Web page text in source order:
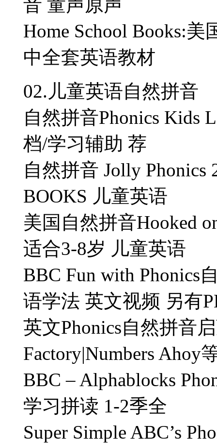
音 童声原声
Home School Books:
中全套英语教材
02.儿童英语自然拼音
自然拼音Phonics Kids
档/学习辅助 荐
自然拼音 Jolly
BOOKS 儿童英语
美国自然拼音Hooked
适合3-8岁 儿童英语
BBC Fun with Phonics
语学法 英文视频 另有
英文Phonics自然拼音
Factory|Numbers Ahoy
BBC – Alphablocks
学习拼读 1-2季全
Super Simple ABC’s